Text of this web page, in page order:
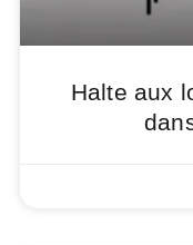
Halte aux